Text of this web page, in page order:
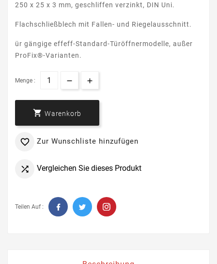
250 x 25 x 3 mm, geschliffen verzinkt, DIN Uni.
Flachschließblech mit Fallen- und Riegelausschnitt.
ür gängige effeff-Standard-Türöffnermodelle, außer
ProFix®-Varianten.
Menge :
 Warenkorb
 Zur Wunschliste hinzufügen
 Vergleichen Sie dieses Produkt
Teilen Auf :